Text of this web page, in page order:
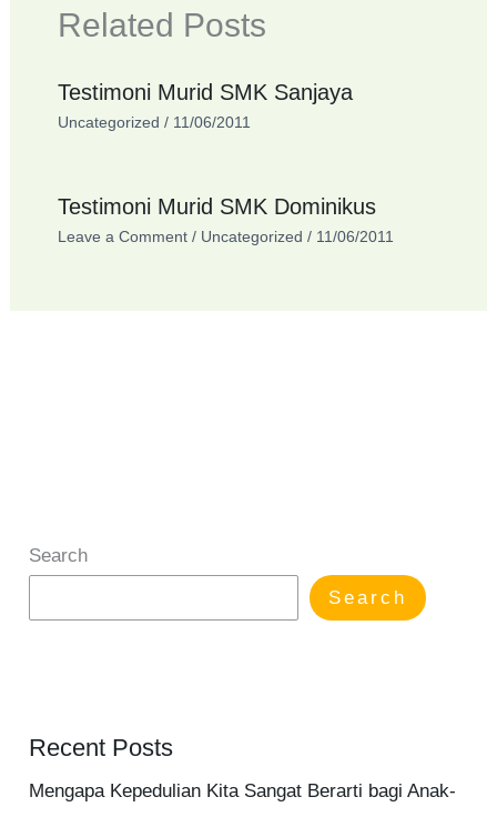
Related Posts
Testimoni Murid SMK Sanjaya
Uncategorized / 11/06/2011
Testimoni Murid SMK Dominikus
Leave a Comment / Uncategorized / 11/06/2011
Search
Search
Recent Posts
Mengapa Kepedulian Kita Sangat Berarti bagi Anak-